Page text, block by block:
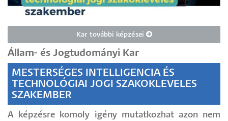
Kar további képzései
Állam- és Jogtudományi Kar
MESTERSÉGES INTELLIGENCIA ÉS
TECHNOLÓGIAI JOGI SZAKOKLEVELES
SZAKEMBER
A képzésre komoly igény mutatkozhat azon nem